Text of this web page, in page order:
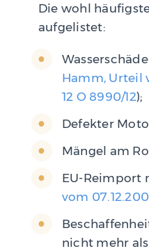
Die wohl
aufgelistet:
Hamm, Urteil
12 O 8990/12);
Defekter
Mängel am
EU-Reimport
vom
nicht mehr